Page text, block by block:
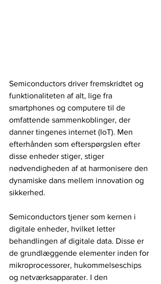
Semiconductors driver fremskridtet og
funktionaliteten af ​​alt, lige fra
smartphones og computere til de
omfattende sammenkoblinger, der
danner tingenes internet (IoT). Men
efterhånden som efterspørgslen efter
disse enheder stiger, stiger
nødvendigheden af ​​at harmonisere den
dynamiske dans mellem innovation og
sikkerhed.
Semiconductors tjener som kernen i
digitale enheder, hvilket letter
behandlingen af ​​digitale data. Disse er
de grundlæggende elementer inden for
mikroprocessorer, hukommelseschips
og netværksapparater. I den